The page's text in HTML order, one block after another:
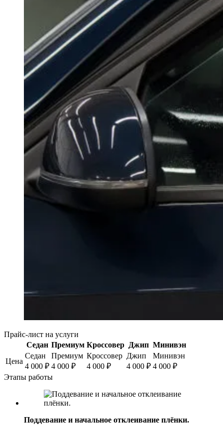
Прайс-лист на услуги
Седан Премиум Кроссовер Джип Минивэн
Цена
Седан
4 000 ₽
Премиум
4 000 ₽
Кроссовер
4 000 ₽
Джип
4 000 ₽
Минивэн
4 000 ₽
Этапы работы
Поддевание и начальное отклеивание плёнки.